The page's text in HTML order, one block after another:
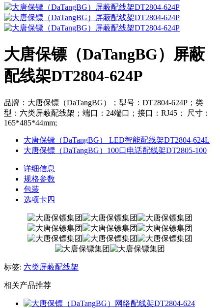
大唐保镖（DaTangBG）屏蔽
配线架DT2804-624P
品牌：大唐保镖（DaTangBG）；型号：DT2804-624P；类
型：六类屏蔽配线架；端口：24端口；接口：RJ45； 尺寸：
165*485*44mm;
大唐保镖（DaTangBG） LED智能配线架DT2804-624L
大唐保镖（DaTangBG）100口电话配线架DT2805-100
详细信息
规格参数
包装
选项卡四
标签: 六类屏蔽配线架
相关产品推荐